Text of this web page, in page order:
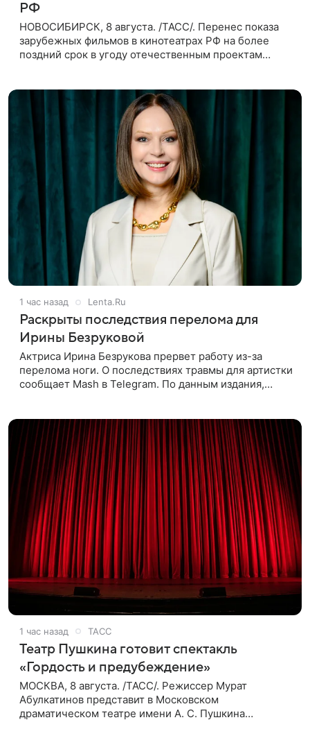
РФ
НОВОСИБИРСК, 8 августа. /ТАСС/. Перенес показа
зарубежных фильмов в кинотеатрах РФ на более
поздний срок в угоду отечественным проектам
1 час назад Lenta.Ru
Раскрыты последствия перелома для
Ирины Безруковой
Актриса Ирина Безрукова прервет работу из-за
перелома ноги. О последствиях травмы для артистки
сообщает Mash в Telegram. По данным издания,
1 час назад ТАСС
Театр Пушкина готовит спектакль
«Гордость и предубеждение»
МОСКВА, 8 августа. /ТАСС/. Режиссер Мурат
Абулкатинов представит в Московском
драматическом театре имени А. С. Пушкина